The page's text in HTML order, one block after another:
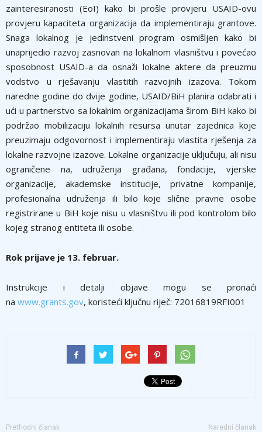
zainteresiranosti (EoI) kako bi prošle provjeru USAID-ovu
provjeru kapaciteta organizacija da implementiraju grantove.
Snaga lokalnog je jedinstveni program osmišljen kako bi
unaprijedio razvoj zasnovan na lokalnom vlasništvu i povećao
sposobnost USAID-a da osnaži lokalne aktere da preuzmu
vodstvo u rješavanju vlastitih razvojnih izazova. Tokom
naredne godine do dvije godine, USAID/BiH planira odabrati i
ući u partnerstvo sa lokalnim organizacijama širom BiH kako bi
podržao mobilizaciju lokalnih resursa unutar zajednica koje
preuzimaju odgovornost i implementiraju vlastita rješenja za
lokalne razvojne izazove. Lokalne organizacije uključuju, ali nisu
ograničene na, udruženja građana, fondacije, vjerske
organizacije, akademske institucije, privatne kompanije,
profesionalna udruženja ili bilo koje slične pravne osobe
registrirane u BiH koje nisu u vlasništvu ili pod kontrolom bilo
kojeg stranog entiteta ili osobe.
Rok prijave je 13. februar.
Instrukcije i detalji objave mogu se pronaći
na www.grants.gov, koristeći ključnu riječ: 72016819RFI001
Prethodni članak Naredni članak